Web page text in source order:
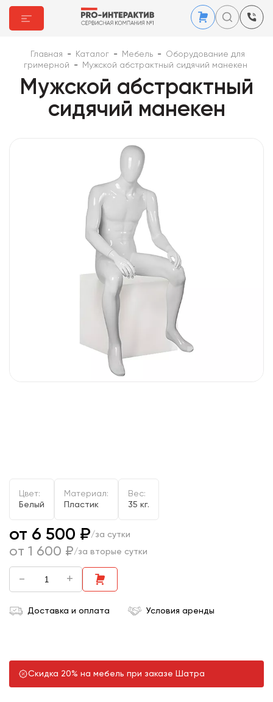
Главная - Каталог - Мебель -
Оборудование для
гримерной
- Мужской абстрактный сидячий манекен
Мужской абстрактный
сидячий манекен
Цвет:
Белый
Материал:
Пластик
Вес:
35 кг.
от 6 500 ₽/за сутки
от 1 600 ₽/за вторые сутки
- +
Доставка и оплата Условия аренды
Скидка 20% на мебель при заказе Шатра